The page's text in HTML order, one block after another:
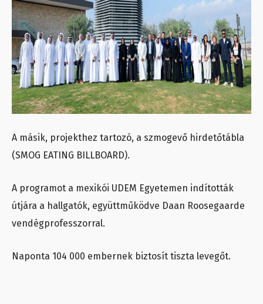
A másik, projekthez tartozó, a szmogevő hirdetőtábla
(SMOG EATING BILLBOARD).
A programot a mexikói UDEM Egyetemen indították
útjára a hallgatók, együttműködve Daan Roosegaarde
vendégprofesszorral.
Naponta 104 000 embernek biztosít tiszta levegőt.